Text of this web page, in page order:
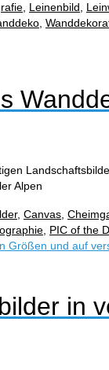
Leinenbild
Alpen
, Canvas,
, PIC of the
in